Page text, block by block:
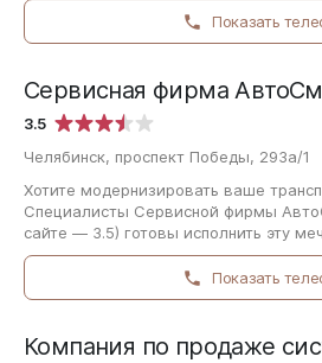
Показать
3.5
Сервисная фирма
Челябинск, проспект Победы, 293а/1
Хотите модернизировать ваше
Специалисты Сервисной фирмы
сайте — 3.5) готовы исполнить эту
задать вопросы про установку…
Показать
Компания по продаже